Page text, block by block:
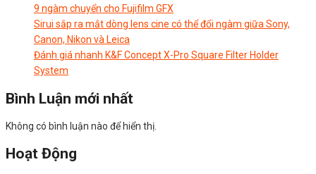
9 ngàm chuyển cho Fujifilm GFX
Sirui sắp ra mắt dòng lens cine có thể đổi ngàm giữa Sony,
Canon, Nikon và Leica
Đánh giá nhanh K&F Concept X-Pro Square Filter Holder
System
Bình Luận mới nhất
Không có bình luận nào để hiển thị.
Hoạt Động